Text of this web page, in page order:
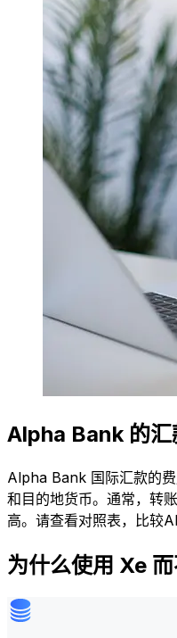
Alpha Bank 的汇
Alpha Bank 国际汇款的
和目的地货币。通常，转
高。请查看对照表，比较
为什么使用 Xe